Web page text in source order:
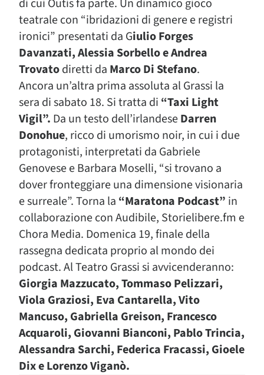
di cui Outis fa parte. Un dinamico gioco
teatrale con “ibridazioni di genere e registri
ironici” presentati da Giulio Forges
Davanzati, Alessia Sorbello e Andrea
Trovatodiretti da Marco Di Stefano.
Ancora un’altra prima assoluta al Grassi la
sera di sabato 18. Si tratta di “Taxi Light
Vigil”. Da un testo dell’irlandeseDarren
Donohue, ricco di umorismo noir, in cui i due
protagonisti, interpretati da Gabriele
Genovese e Barbara Moselli, “si trovano a
dover fronteggiare una dimensione visionaria
e surreale”. Torna la “Maratona Podcast” in
collaborazione con Audibile, Storielibere.fm e
Chora Media. Domenica 19, finale della
rassegna dedicata proprio al mondo dei
podcast. Al Teatro Grassi si avvicenderanno:
Giorgia Mazzucato, Tommaso Pelizzari,
Viola Graziosi, Eva Cantarella, Vito
Mancuso, Gabriella Greison, Francesco
Acquaroli, Giovanni Bianconi, Pablo Trincia,
Alessandra Sarchi, Federica Fracassi, Gioele
Dix e Lorenzo Viganò.